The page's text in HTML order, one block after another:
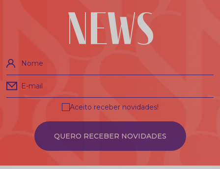
NEWS
Nome
E-mail
QUERO RECEBER NOVIDADES
Aceito receber novidades!